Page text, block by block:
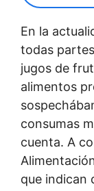
En la
todas
jugos de
alimentos
consumas
cuenta. A
que indican